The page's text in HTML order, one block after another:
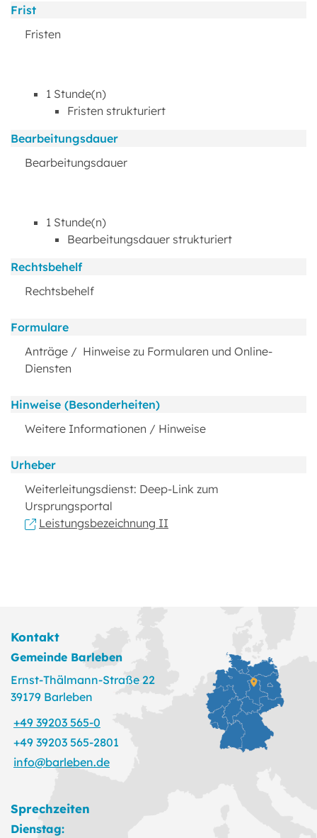
Frist
Fristen
1 Stunde(n)
Fristen strukturiert
Bearbeitungsdauer
Bearbeitungsdauer
1 Stunde(n)
Bearbeitungsdauer strukturiert
Rechtsbehelf
Rechtsbehelf
Formulare
Anträge / Hinweise zu Formularen und Online-
Diensten
Hinweise (Besonderheiten)
Weitere Informationen / Hinweise
Urheber
Weiterleitungsdienst: Deep-Link zum
Ursprungsportal
Leistungsbezeichnung II
Kontakt
Gemeinde Barleben
Ernst-Thälmann-Straße 22
39179 Barleben
+49 39203 565-0
+49 39203 565-2801
info@barleben.de
Sprechzeiten
Dienstag: